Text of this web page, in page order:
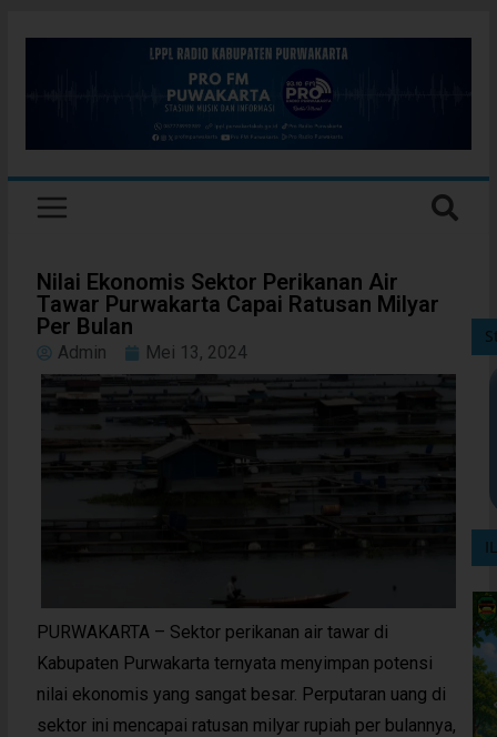
Nilai Ekonomis Sektor Perikanan Air
Tawar Purwakarta Capai Ratusan Milyar
Per Bulan
Admin Mei 13, 2024
PURWAKARTA – Sektor perikanan air tawar di
Kabupaten Purwakarta ternyata menyimpan potensi
nilai ekonomis yang sangat besar. Perputaran uang di
sektor ini mencapai ratusan milyar rupiah per bulannya,